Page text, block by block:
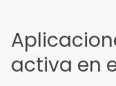
activa en